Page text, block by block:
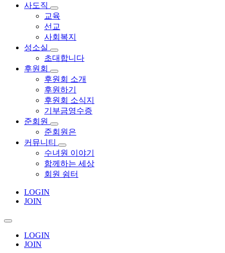
사도직
교육
선교
사회복지
성소실
초대합니다
후원회
후원회 소개
후원하기
후원회 소식지
기부금영수증
준회원
준회원은
커뮤니티
수녀원 이야기
함께하는 세상
회원 쉼터
LOGIN
JOIN
LOGIN
JOIN